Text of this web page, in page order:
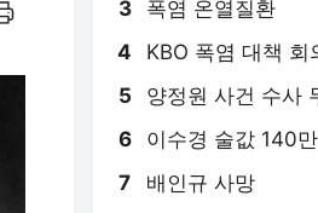
3 폭염 온열질환
4 KBO 폭염 대책 회
5 양정원 사건 수사
6 이수경 술값 140
7 배인규 사망